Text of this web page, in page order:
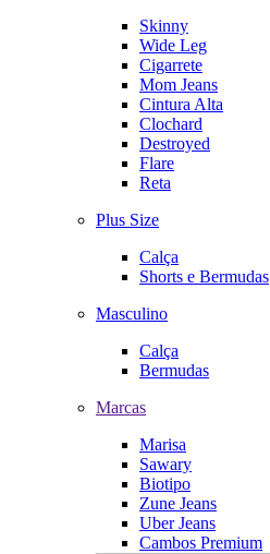
Skinny
Wide Leg
Cigarrete
Mom Jeans
Cintura Alta
Clochard
Destroyed
Flare
Reta
Plus Size
Calça
Shorts e Bermudas
Masculino
Calça
Bermudas
Marcas
Marisa
Sawary
Biotipo
Zune Jeans
Uber Jeans
Cambos Premium